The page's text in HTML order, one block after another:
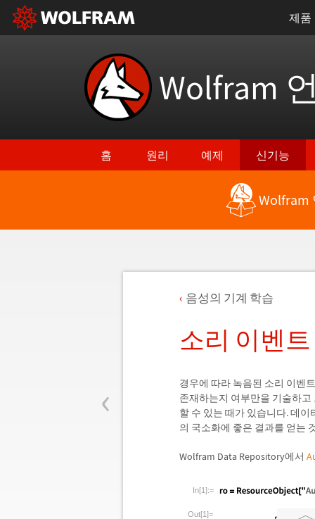
제품
Wolfram
홈 원리 예제 신기능
Wolfram
‹
음성의 기계 학습
소리 이벤
경우에 따라 녹음된 소리 이벤
존재하는지 여부만을 기술하
할 수 있는 때가 있습니다. 데
의 국소화에 좋은 결과를 얻는
Wolfram Data Repository에서
In[1]:=
Out[1]=